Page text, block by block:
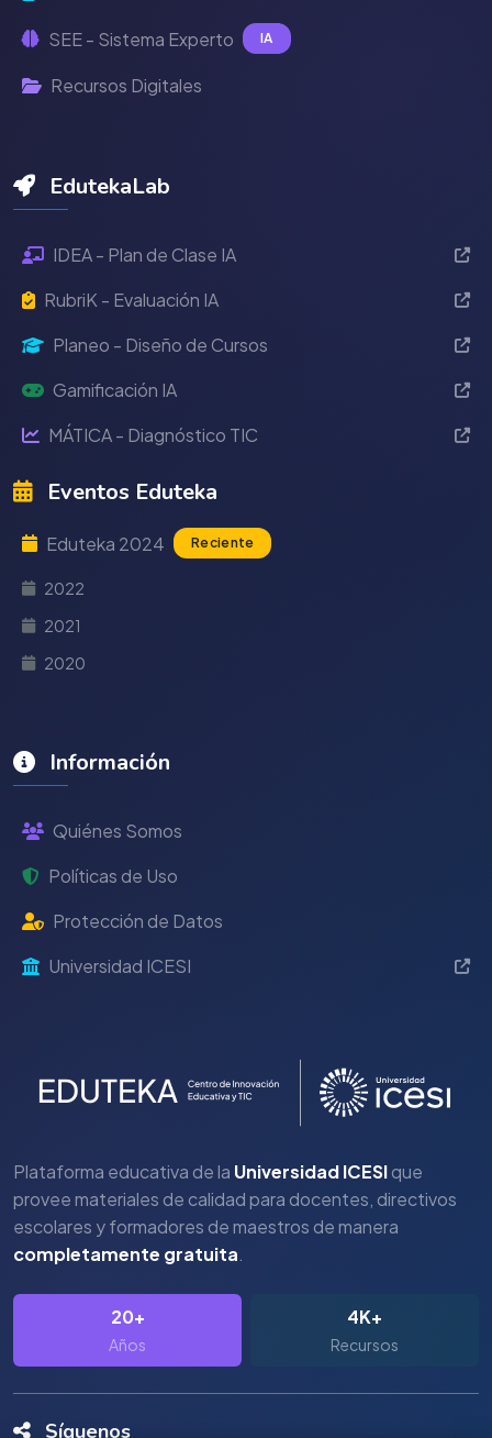
SEE - Sistema Experto IA
Recursos Digitales
EdutekaLab
IDEA - Plan de Clase IA
RubriK - Evaluación IA
Planeo - Diseño de Cursos
Gamificación IA
MÁTICA - Diagnóstico TIC
Eventos Eduteka
Eduteka 2024 Reciente
2022
2021
2020
Información
Quiénes Somos
Políticas de Uso
Protección de Datos
Universidad ICESI
Plataforma educativa de la Universidad ICESIque
provee materiales de calidad para docentes, directivos
escolares y formadores de maestros de manera
completamente gratuita.
20+
Años
4K+
Recursos
Síguenos